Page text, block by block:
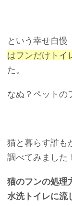
という幸せ自慢
はフンだけトイ
た。
なぬ？ペットの
猫と暮らす誰も
調べてみました！
猫のフンの処理
水洗トイレに流